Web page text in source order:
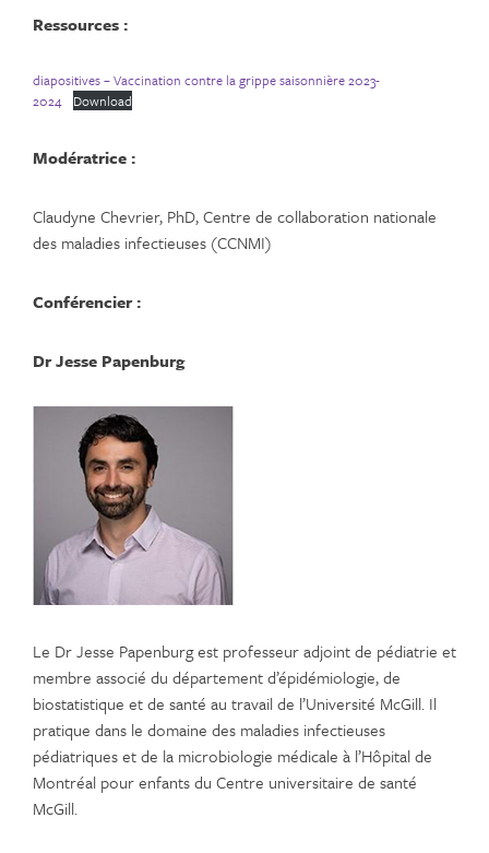
Ressources :
diapositives – Vaccination contre la grippe saisonnière 2023-
2024
Download
Modératrice :
Claudyne Chevrier, PhD, Centre de collaboration nationale
des maladies infectieuses (CCNMI)
Conférencier :
Dr Jesse Papenburg
Le Dr Jesse Papenburg est professeur adjoint de pédiatrie et
membre associé du département d’épidémiologie, de
biostatistique et de santé au travail de l’Université McGill. Il
pratique dans le domaine des maladies infectieuses
pédiatriques et de la microbiologie médicale à l’Hôpital de
Montréal pour enfants du Centre universitaire de santé
McGill.